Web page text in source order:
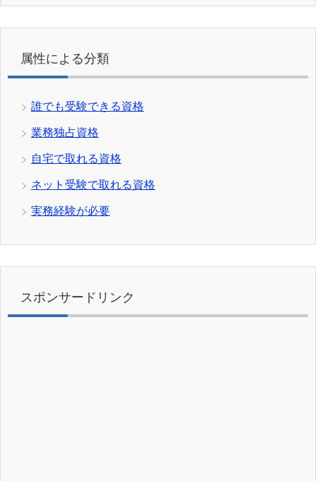
属性による分類
誰でも受験できる資格
業務独占資格
自宅で取れる資格
ネット受験で取れる資格
実務経験が必要
スポンサードリンク